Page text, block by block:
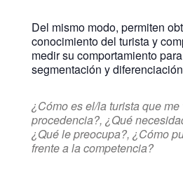
Del mismo modo, permiten
conocimiento del turista y
medir su comportamiento
segmentación y
¿Cómo es el/la turista que
procedencia?, ¿Qué
¿Qué le preocupa?, ¿Cómo
frente a la competencia?